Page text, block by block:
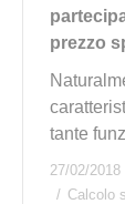
prezzo
tante
27/02/2018
Calcolo